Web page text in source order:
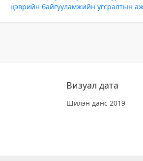
цэврийн байгууламжийн угсралтын
Визуал дата
Шилэн данс 2019